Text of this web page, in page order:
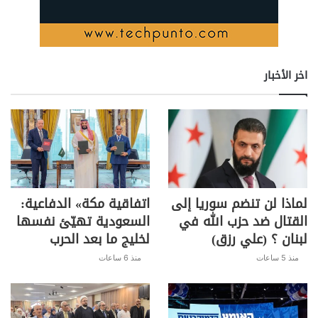
ما لم يحظ بتغطية واضحة ومضمونة من الحريري نفسه أولا،
والمراجع السياسية والدينية السنية تالياً، وهو الامر الذي يبدو
قصيرا. لذا ساد إعتقاد واسع بأن رئيس الجمهورية ميشال عون،
السياسي راهناً، يستشعر ضمناً خطورة الارتدادات السلبية
الزاحفة عليه كمسؤول أول وأساسي عن إحباط المبادرة
الفرنسية من خلال دأبه على تعطيل تشكيل الحكومة على يد
الرئيس الحريري، ولذا يحاول تهدئة الرأي العام الدولي الذي
كان ينتظر ولادة حكومة قبل الذكرى الأولى لانفجار مرفأ بيروت
في 4 آب المقبل. ولكن تحديد موعد “أول” للاستشارات شيء
وإجراء الاستشارات والتوصل الى نتيجة حاسمة بتكليف
شخصية جديدة تشكيل الحكومة سيكون شيئاً آخر مختلفاً بما
لبلورة الاتجاهات السياسية في حين ان الأوساط المعنية تشكك
في ذلك نظراً الى بدء عطلة الأضحى اليوم لثلاثة أيام، ناهيك
اخر الأخبار
لماذا لن تنضم سوريا إلى
القتال ضد حزب الله في
لبنان ؟ (علي رزق)
منذ 5 ساعات
اتفاقية مكة» الدفاعية:
السعودية تهيّئ نفسها
لخليج ما بعد الحرب
منذ 6 ساعات